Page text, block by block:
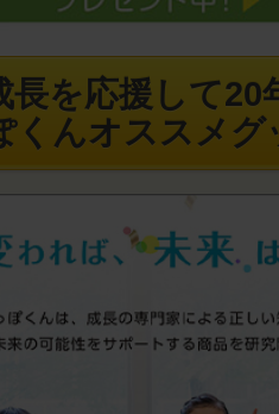
長を応援して20
くんオススメグ